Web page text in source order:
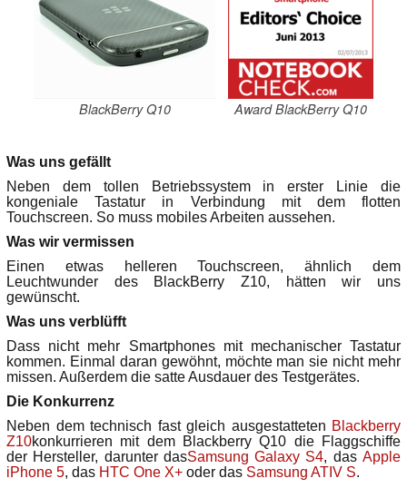
BlackBerry Q10 Award BlackBerry Q10
Was uns gefällt
Neben dem tollen Betriebssystem in erster Linie die
kongeniale Tastatur in Verbindung mit dem flotten
Touchscreen. So muss mobiles Arbeiten aussehen.
Was wir vermissen
Einen etwas helleren Touchscreen, ähnlich dem
Leuchtwunder des BlackBerry Z10, hätten wir uns
gewünscht.
Was uns verblüfft
Dass nicht mehr Smartphones mit mechanischer Tastatur
kommen. Einmal daran gewöhnt, möchte man sie nicht mehr
missen. Außerdem die satte Ausdauer des Testgerätes.
Die Konkurrenz
Neben dem technisch fast gleich ausgestatteten Blackberry
Z10konkurrieren mit dem Blackberry Q10 die Flaggschiffe
der Hersteller, darunter dasSamsung Galaxy S4, dasApple
iPhone 5, das HTC One X+ oder das Samsung ATIV S.